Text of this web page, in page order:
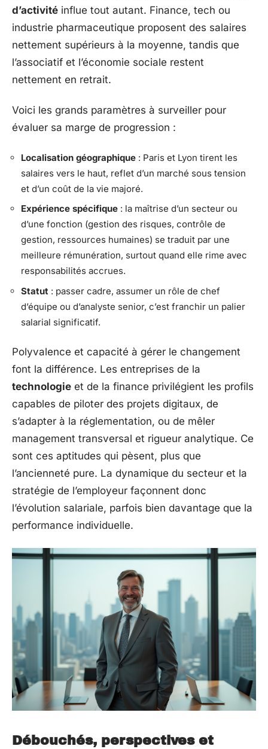
d’activité influe tout autant. Finance, tech ou
industrie pharmaceutique proposent des salaires
nettement supérieurs à la moyenne, tandis que
l’associatif et l’économie sociale restent
nettement en retrait.
Voici les grands paramètres à surveiller pour
évaluer sa marge de progression :
Localisation géographique : Paris et Lyon tirent les
salaires vers le haut, reflet d’un marché sous tension
et d’un coût de la vie majoré.
Expérience spécifique : la maîtrise d’un secteur ou
d’une fonction (gestion des risques, contrôle de
gestion, ressources humaines) se traduit par une
meilleure rémunération, surtout quand elle rime avec
responsabilités accrues.
Statut : passer cadre, assumer un rôle de chef
d’équipe ou d’analyste senior, c’est franchir un palier
salarial significatif.
Polyvalence et capacité à gérer le changement
font la différence. Les entreprises de la
technologie et de la finance privilégient les profils
capables de piloter des projets digitaux, de
s’adapter à la réglementation, ou de mêler
management transversal et rigueur analytique. Ce
sont ces aptitudes qui pèsent, plus que
l’ancienneté pure. La dynamique du secteur et la
stratégie de l’employeur façonnent donc
l’évolution salariale, parfois bien davantage que la
performance individuelle.
Débouchés, perspectives et